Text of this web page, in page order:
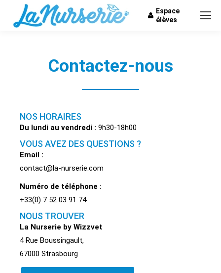
Espace
élèves
Contactez-nous
NOS HORAIRES
Du lundi au vendredi : 9h30-18h00
VOUS AVEZ DES QUESTIONS ?
Email :
contact@la-nurserie.com
Numéro de téléphone :
+33(0) 7 52 03 91 74
NOUS TROUVER
La Nurserie by Wizzvet
4 Rue Boussingault,
67000 Strasbourg